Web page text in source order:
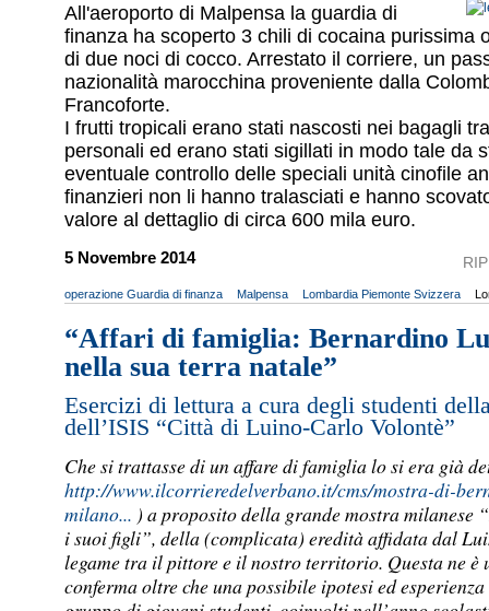
All'aeroporto di Malpensa la guardia di
finanza ha scoperto 3 chili di cocaina purissima
di due noci di cocco. Arrestato il corriere, un
nazionalità marocchina proveniente dalla
Francoforte.
I frutti tropicali erano stati nascosti nei bagagli
personali ed erano stati sigillati in modo tale da
eventuale controllo delle speciali unità cinofile
finanzieri non li hanno tralasciati e hanno
valore al dettaglio di circa 600 mila euro.
5 Novembre 2014
operazione Guardia di finanza Malpensa Lombardia Piemonte Svizzera
“Affari di famiglia: Bernardino
nella sua terra natale”
Esercizi di lettura a cura degli studenti
dell’ISIS “Città di Luino-Carlo Volontè”
Che si trattasse di un affare di famiglia lo si era già
http://www.ilcorrieredelverbano.it/cms/mostra-di-
milano... ) a proposito della grande mostra milanese
i suoi figli”, della (complicata) eredità affidata dal
legame tra il pittore e il nostro territorio. Questa ne è
conferma oltre che una possibile ipotesi ed